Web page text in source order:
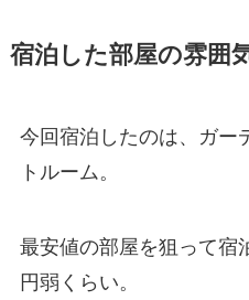
宿泊した部屋の雰囲
今回宿泊したのは、ガー
トルーム。
最安値の部屋を狙って宿
円弱くらい。